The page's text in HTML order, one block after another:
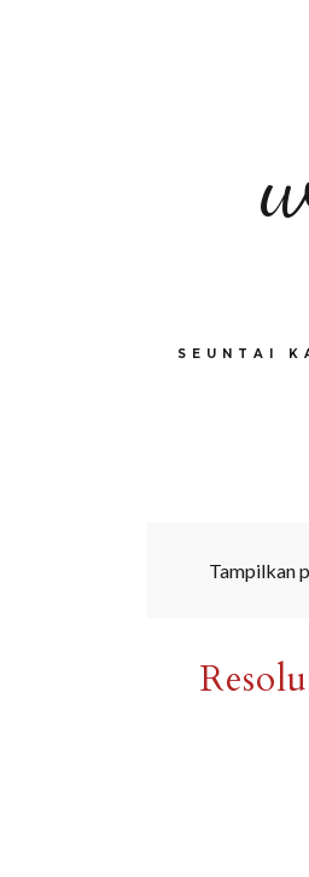
SEUNTAI
Tampilkan